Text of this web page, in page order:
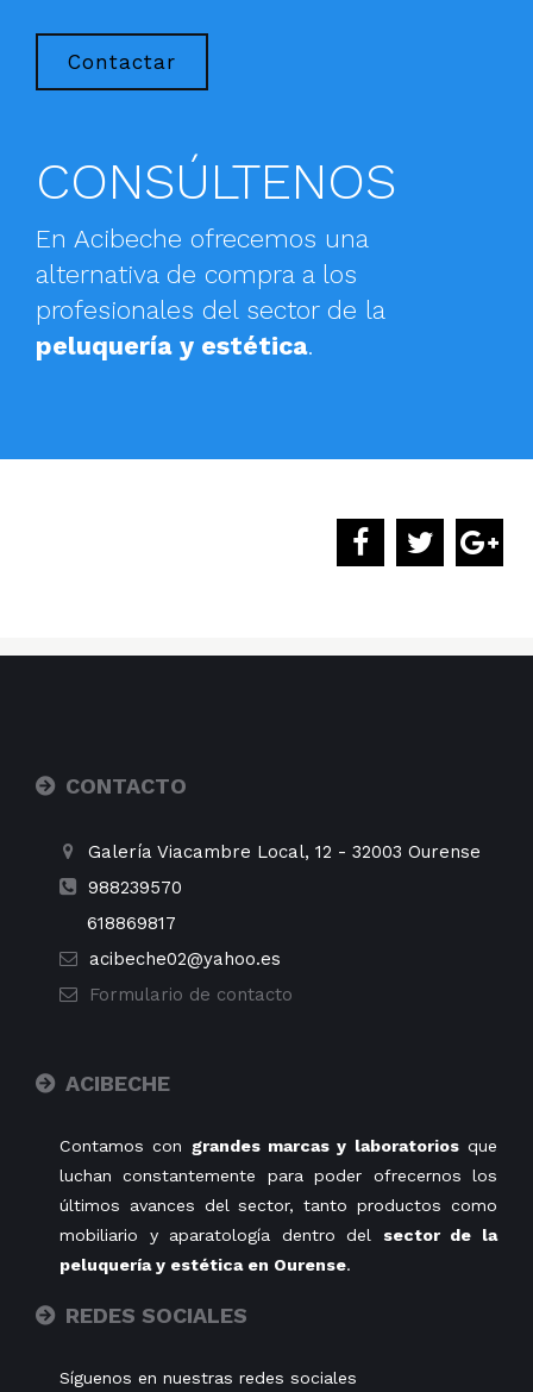
Contactar
CONSÚLTENOS
En Acibeche ofrecemos una
alternativa de compra a los
profesionales del sector de la
peluquería y estética.
CONTACTO
Galería Viacambre Local, 12 - 32003 Ourense
988239570
618869817
acibeche02@yahoo.es
Formulario de contacto
ACIBECHE
Contamos con grandes marcas y laboratoriosque
luchan constantemente para poder ofrecernos los
últimos avances del sector, tanto productos como
mobiliario y aparatología dentro del sector de la
peluquería y estética en Ourense.
REDES SOCIALES
Síguenos en nuestras redes sociales